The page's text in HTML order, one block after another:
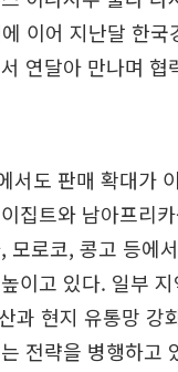
이어 지난달 한국
연달아 만나며 협
서도 판매 확대가
집트와 남아프리
모로코, 콩고 등에
이고 있다. 일부
과 현지 유통망 강
전략을 병행하고